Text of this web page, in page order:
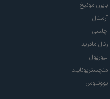
بایرن مونیخ
آرسنال
چلسی
رئال مادرید
لیورپول
منچستریونایتد
یوونتوس